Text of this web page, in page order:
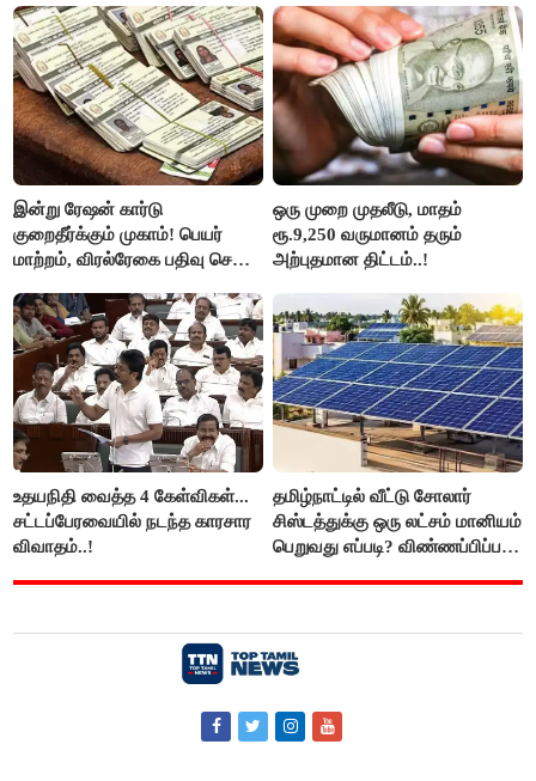
ஆதவ் அர்ஜுனா பதிலடி!
இன்று ரேஷன் கார்டு
குறைதீர்க்கும் முகாம்! பெயர்
மாற்றம், விரல்ரேகை பதிவு செய்ய
ஒரு முறை முதலீடு, மாதம்
ரூ.9,250 வருமானம் தரும்
அற்புதமான திட்டம்..!
உதயநிதி வைத்த 4 கேள்விகள்...
சட்டப்பேரவையில் நடந்த காரசார
விவாதம்..!
தமிழ்நாட்டில் வீட்டு சோலார்
சிஸ்டத்துக்கு ஒரு லட்சம் மானியம்
பெறுவது எப்படி? விண்ணப்பிப்பது